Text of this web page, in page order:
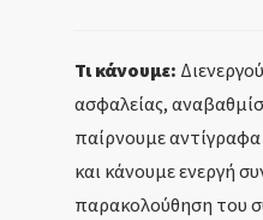
Τι κάνουμε:
ασφαλείας,
παίρνουμε
και κάνουμε ενεργή
παρακολούθηση του